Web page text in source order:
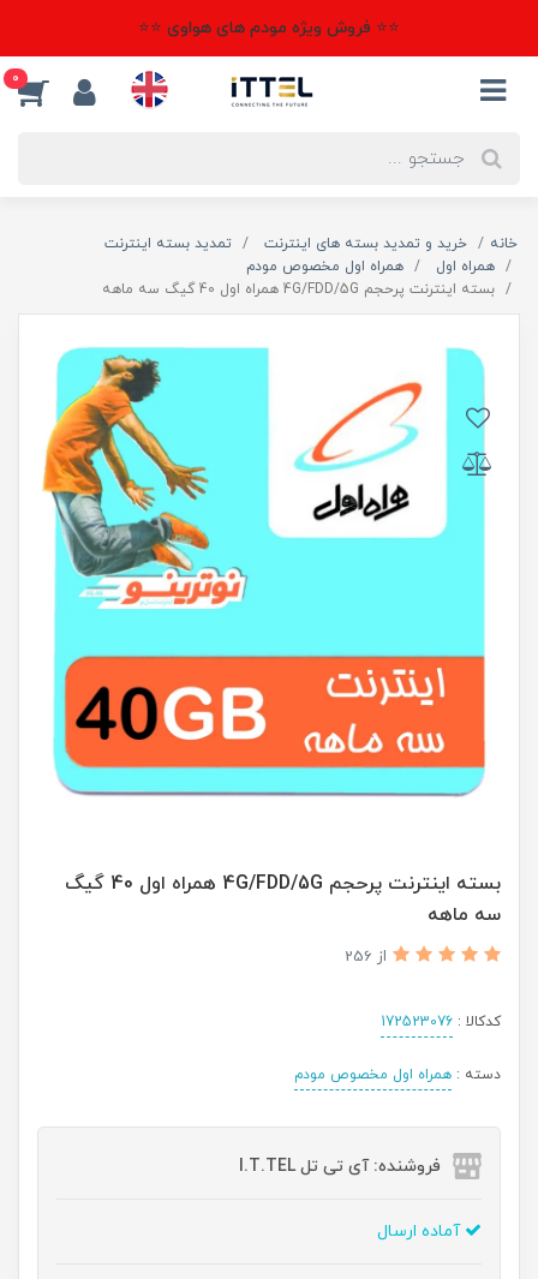
⭐⭐ فروش ویژه مودم های هواوی ⭐⭐
0
خانه خرید و تمدید بسته های اینترنت
تمدید بسته اینترنت
همراه اول
همراه اول مخصوص مودم
بسته اینترنت پرحجم 4G/FDD/5G همراه اول 40 گیگ سه ماهه
بسته اینترنت پرحجم 4G/FDD/5G همراه اول 40 گیگ
سه ماهه
از 256
کدکالا : 172523076
دسته : همراه اول مخصوص مودم
فروشنده: آی تی تل I.T.TEL
آماده ارسال